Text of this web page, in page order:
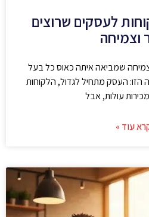
לעסקים שרוצים
וצמיחה
שמביאה איתה כאוס כל בעל
העסק מתחיל לגדול, הלקוחות
עולות, אבל
עוד »